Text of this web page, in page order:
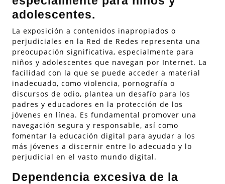
adolescentes.
La exposición a contenidos inapropiados o
perjudiciales en la Red de Redes representa una
preocupación significativa, especialmente para
niños y adolescentes que navegan por Internet. La
facilidad con la que se puede acceder a material
inadecuado, como violencia, pornografía o
discursos de odio, plantea un desafío para los
padres y educadores en la protección de los
jóvenes en línea. Es fundamental promover una
navegación segura y responsable, así como
fomentar la educación digital para ayudar a los
más jóvenes a discernir entre lo adecuado y lo
perjudicial en el vasto mundo digital.
Dependencia excesiva de la